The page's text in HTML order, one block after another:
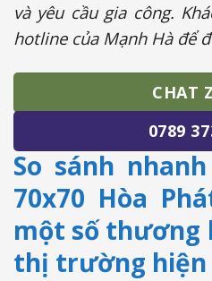
và yêu cầu gia công.
hotline của Mạnh Hà để
CHAT
0789
So sánh
70x70 Hòa
một số thương
thị trường hiện